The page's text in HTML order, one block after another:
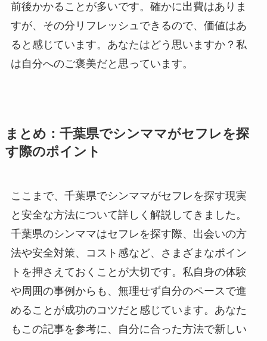
前後かかることが多いです。確かに出費はありま
すが、その分リフレッシュできるので、価値はあ
ると感じています。あなたはどう思いますか？私
は自分へのご褒美だと思っています。
まとめ：千葉県でシンママがセフレを探
す際のポイント
ここまで、千葉県でシンママがセフレを探す現実
と安全な方法について詳しく解説してきました。
千葉県のシンママはセフレを探す際、出会いの方
法や安全対策、コスト感など、さまざまなポイン
トを押さえておくことが大切です。私自身の体験
や周囲の事例からも、無理せず自分のペースで進
めることが成功のコツだと感じています。あなた
もこの記事を参考に、自分に合った方法で新しい